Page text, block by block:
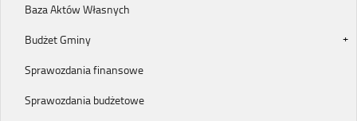
Baza Aktów Własnych
Budżet Gminy
Sprawozdania finansowe
Sprawozdania budżetowe